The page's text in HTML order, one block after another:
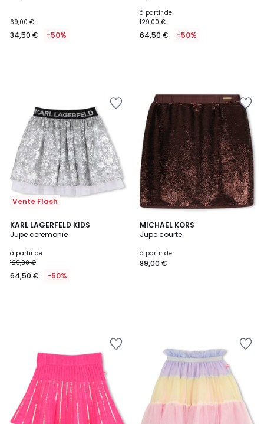
69,00 €
34,50 € -50%
à partir de
129,00 €
64,50 € -50%
Vente Flash
KARL LAGERFELD KIDS
Jupe ceremonie
à partir de
129,00 €
64,50 € -50%
MICHAEL KORS
Jupe courte
à partir de
89,00 €